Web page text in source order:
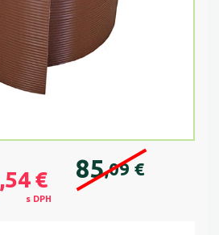
,54 €
s DPH
85,09 €